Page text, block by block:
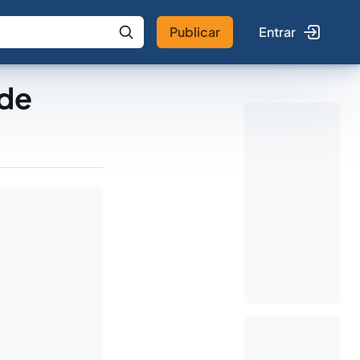
IA Buscar no Jus
Publicar Entrar